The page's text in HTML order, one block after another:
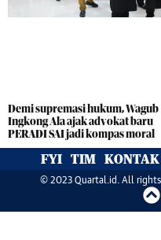
Demi supremasi hukum, Wagub
Ingkong Ala ajak advokat baru
PERADI SAI jadi kompas moral
FYI TIM KONTAK
© 2023 Quartal.id. All rights